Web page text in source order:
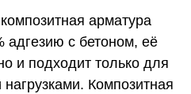
арматура
адгезию с бетоном, её
и подходит только для
нагрузками. Композитная